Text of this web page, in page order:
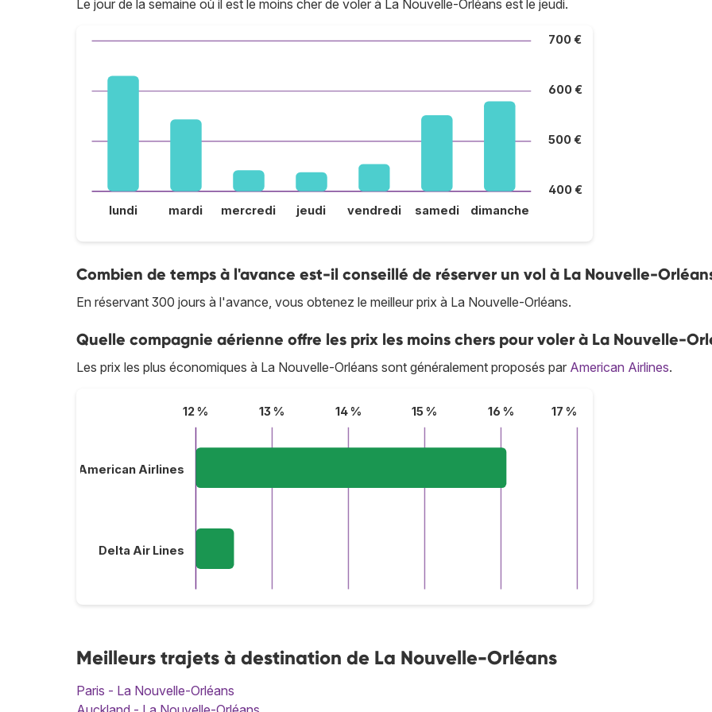
Le jour de la semaine où il est le moins cher de voler à La Nouvelle-Orléans est le jeudi.
400 €
500 €
600 €
700 €
lundi mardi mercredi jeudi vendredi samedi dimanche
Combien de temps à l'avance est-il conseillé de réserver un vol à La Nouvelle-
En réservant 300 jours à l'avance, vous obtenez le meilleur prix à La Nouvelle-Orléans.
Quelle compagnie aérienne offre les prix les moins chers pour voler à La Nouvelle-
Les prix les plus économiques à La Nouvelle-Orléans sont généralement proposés par American Airlines.
12 % 13 % 14 % 15 % 16 % 17 %
American Airlines
Delta Air Lines
Meilleurs trajets à destination de La Nouvelle-Orléans
Paris - La Nouvelle-Orléans